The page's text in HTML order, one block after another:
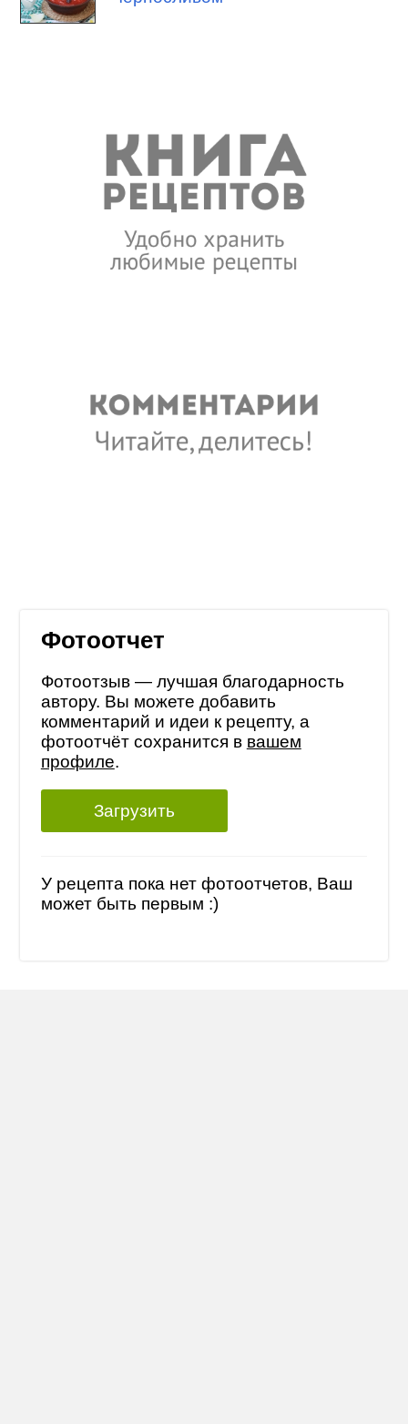
Фотоотчет
Фотоотзыв — лучшая благодарность
автору. Вы можете добавить
комментарий и идеи к рецепту, а
фотоотчёт сохранится в вашем
профиле.
Загрузить
У рецепта пока нет фотоотчетов, Ваш
может быть первым :)